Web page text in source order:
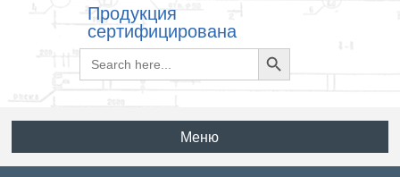
Продукция
сертифицирована
Search
for:
Search
Button
Меню